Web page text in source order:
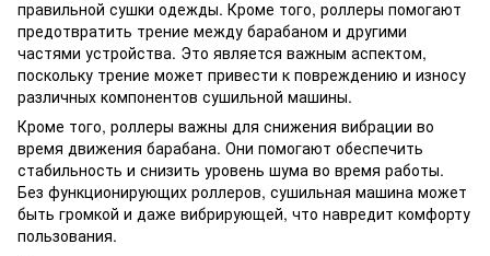
правильной сушки одежды. Кроме того, роллеры помогают
предотвратить трение между барабаном и другими
частями устройства. Это является важным аспектом,
поскольку трение может привести к повреждению и износу
различных компонентов сушильной машины.
Кроме того, роллеры важны для снижения вибрации во
время движения барабана. Они помогают обеспечить
стабильность и снизить уровень шума во время работы.
Без функционирующих роллеров, сушильная машина может
быть громкой и даже вибрирующей, что навредит комфорту
пользования.